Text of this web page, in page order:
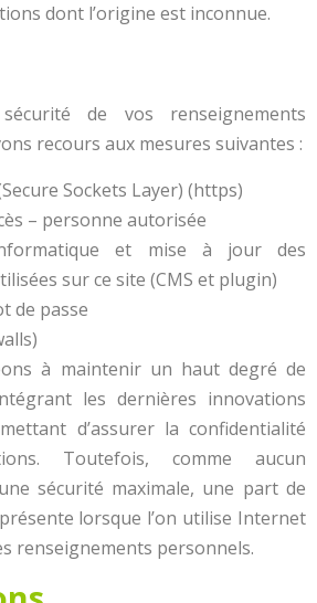
dont l’origine est inconnue.
de vos renseignements
recours aux mesures suivantes :
Sockets Layer) (https)
– personne autorisée
et mise à jour des
sur ce site (CMS et plugin)
de passe
à maintenir un haut degré de
les dernières innovations
d’assurer la confidentialité
Toutefois, comme aucun
sécurité maximale, une part de
lorsque l’on utilise Internet
renseignements personnels.